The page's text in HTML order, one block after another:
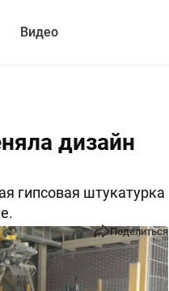
Видео
дизайн
гипсовая штукатурка
Поделиться